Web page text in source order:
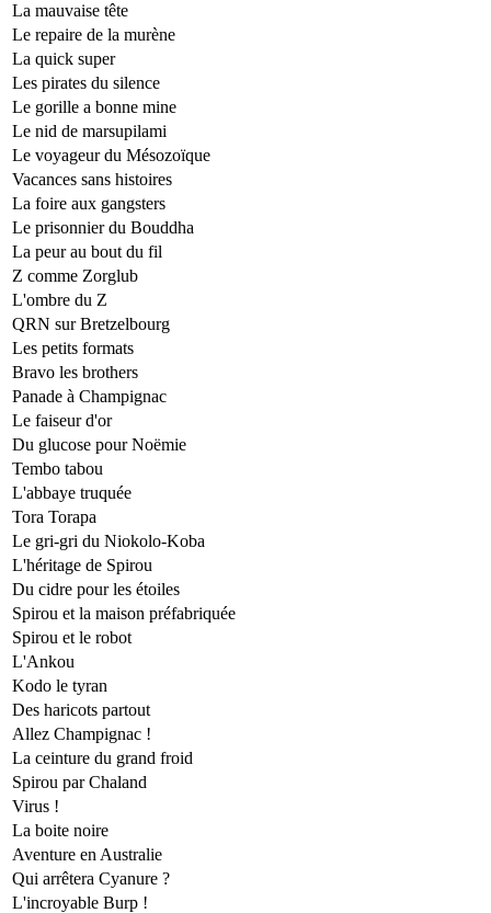
La mauvaise tête
Le repaire de la murène
La quick super
Les pirates du silence
Le gorille a bonne mine
Le nid de marsupilami
Le voyageur du Mésozoïque
Vacances sans histoires
La foire aux gangsters
Le prisonnier du Bouddha
La peur au bout du fil
Z comme Zorglub
L'ombre du Z
QRN sur Bretzelbourg
Les petits formats
Bravo les brothers
Panade à Champignac
Le faiseur d'or
Du glucose pour Noëmie
Tembo tabou
L'abbaye truquée
Tora Torapa
Le gri-gri du Niokolo-Koba
L'héritage de Spirou
Du cidre pour les étoiles
Spirou et la maison préfabriquée
Spirou et le robot
L'Ankou
Kodo le tyran
Des haricots partout
Allez Champignac !
La ceinture du grand froid
Spirou par Chaland
Virus !
La boite noire
Aventure en Australie
Qui arrêtera Cyanure ?
L'incroyable Burp !